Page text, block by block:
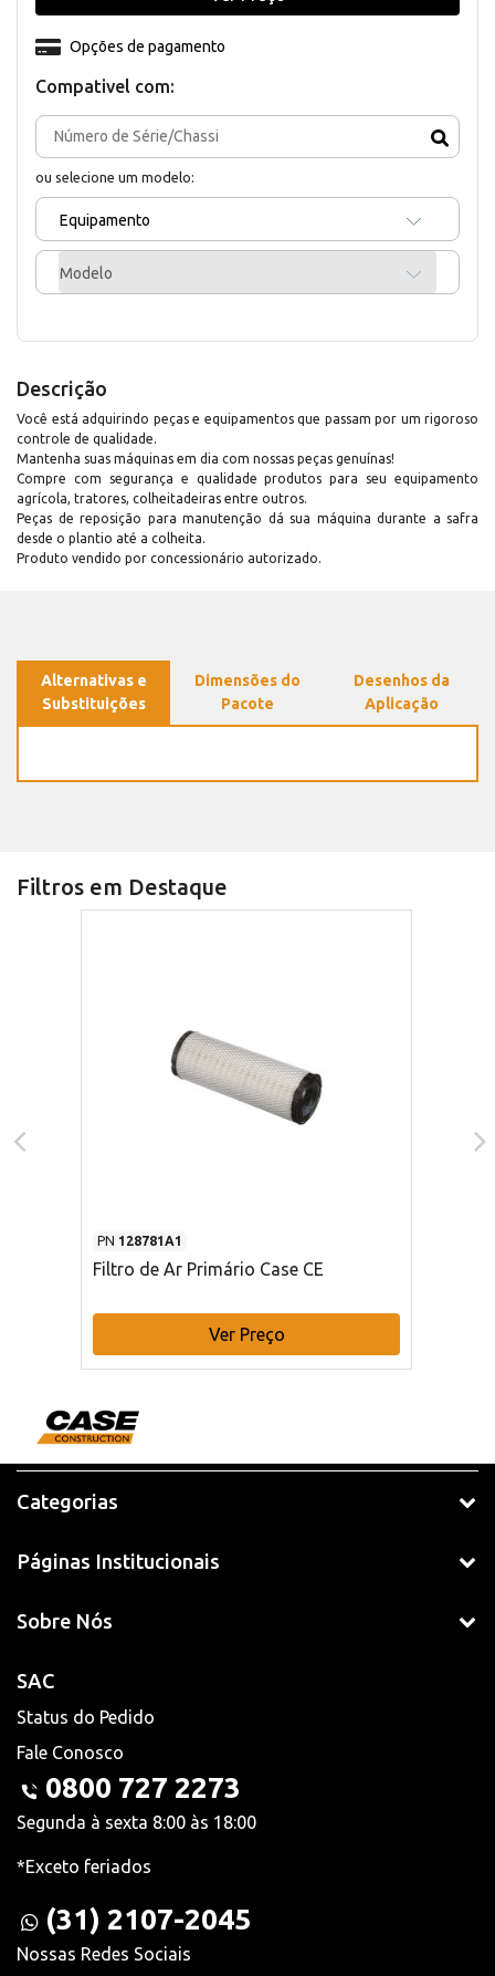
Compativel com:
ou selecione um modelo:
Equipamento
Modelo
Opções de pagamento
Descrição
Você está adquirindo peças e equipamentos que passam por um rigoroso
controle de qualidade.
Mantenha suas máquinas em dia com nossas peças genuínas!
Compre com segurança e qualidade produtos para seu equipamento
agrícola, tratores, colheitadeiras entre outros.
Peças de reposição para manutenção dá sua máquina durante a safra
desde o plantio até a colheita.
Produto vendido por concessionário autorizado.
Alternativas e
Substituições
Dimensões do
Pacote
Desenhos da
Aplicação
Filtros em Destaque
PN 128781A1
Filtro de Ar Primário Case CE
Ver Preço
Categorias
Páginas Institucionais
Sobre Nós
SAC
Status do Pedido
Fale Conosco
0800 727 2273
Segunda à sexta 8:00 às 18:00
*Exceto feriados
(31) 2107-2045
Nossas Redes Sociais